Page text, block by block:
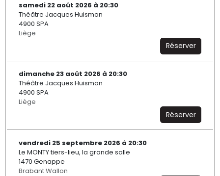
samedi 22 août 2026 à 20:30
Théâtre Jacques Huisman
4900 SPA
Liège
Réserver
dimanche 23 août 2026 à 20:30
Théâtre Jacques Huisman
4900 SPA
Liège
Réserver
vendredi 25 septembre 2026 à 20:30
Le MONTY tiers-lieu, la grande salle
1470 Genappe
Brabant Wallon